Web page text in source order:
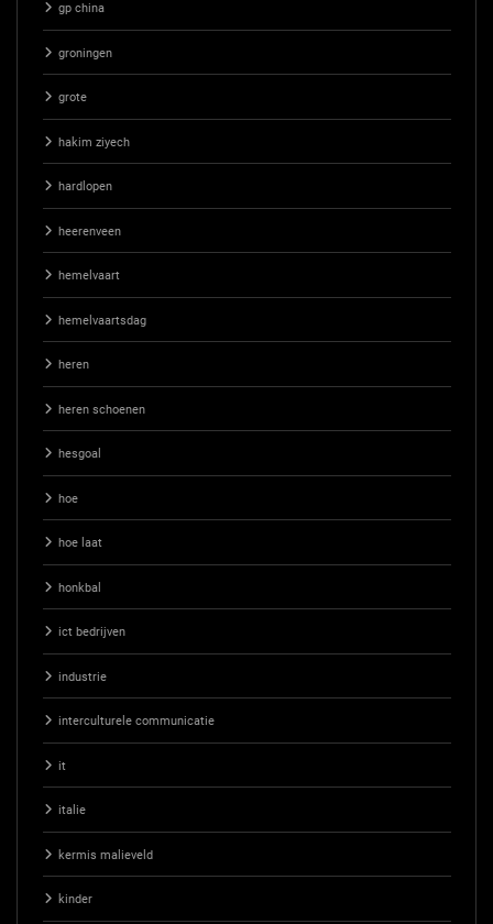
gp china
groningen
grote
hakim ziyech
hardlopen
heerenveen
hemelvaart
hemelvaartsdag
heren
heren schoenen
hesgoal
hoe
hoe laat
honkbal
ict bedrijven
industrie
interculturele communicatie
it
italie
kermis malieveld
kinder